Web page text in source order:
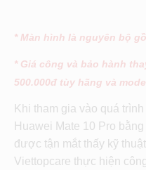
* Màn hình là nguyên bộ
* Giá công và bảo hành
500.000đ tùy hãng và
Khi tham gia vào quá
Huawei Mate 10 Pro
được tận mắt thấy kỹ
Viettopcare thực hiện